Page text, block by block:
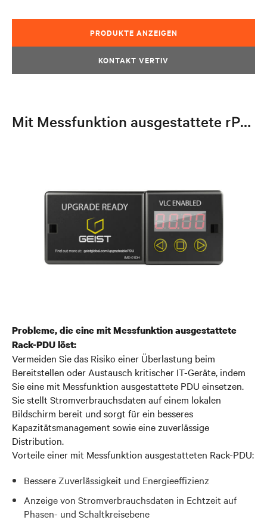
PRODUKTE ANZEIGEN
KONTAKT VERTIV
Mit Messfunktion ausgestattete rPDU
Probleme, die eine mit Messfunktion ausgestattete
Rack-PDU löst:
Vermeiden Sie das Risiko einer Überlastung beim
Bereitstellen oder Austausch kritischer IT-Geräte, indem
Sie eine mit Messfunktion ausgestattete PDU einsetzen.
Sie stellt Stromverbrauchsdaten auf einem lokalen
Bildschirm bereit und sorgt für ein besseres
Kapazitätsmanagement sowie eine zuverlässige
Distribution.
Vorteile einer mit Messfunktion ausgestatteten Rack-PDU:
Bessere Zuverlässigkeit und Energieeffizienz
Anzeige von Stromverbrauchsdaten in Echtzeit auf
Phasen- und Schaltkreisebene